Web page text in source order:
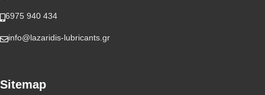
6975 940 434
info@lazaridis-lubricants.gr
Sitemap